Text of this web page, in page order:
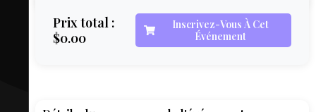
MON
COMPTE
Prix total :
$0.00
Inscrivez-Vous À Cet
Événement